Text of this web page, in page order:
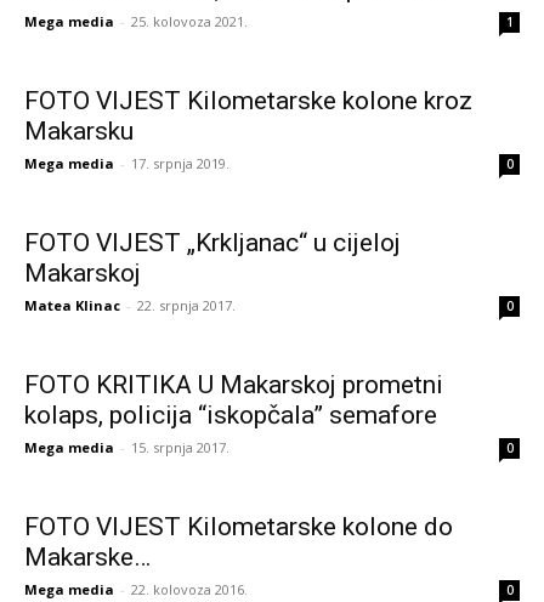
Mega media - 25. kolovoza 2021. 1
FOTO VIJEST Kilometarske kolone kroz
Makarsku
Mega media - 17. srpnja 2019. 0
FOTO VIJEST „Krkljanac“ u cijeloj
Makarskoj
Matea Klinac - 22. srpnja 2017. 0
FOTO KRITIKA U Makarskoj prometni
kolaps, policija “iskopčala” semafore
Mega media - 15. srpnja 2017. 0
FOTO VIJEST Kilometarske kolone do
Makarske…
Mega media - 22. kolovoza 2016. 0